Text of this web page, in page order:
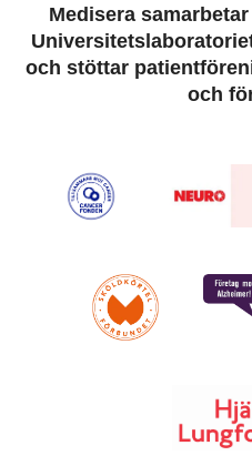
Medisera
och stöttar
och